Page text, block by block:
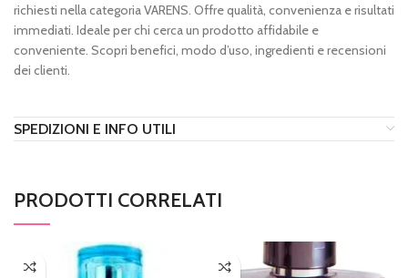
richiesti nella categoria VARENS. Offre qualità, convenienza e risultati
immediati. Ideale per chi cerca un prodotto affidabile e
conveniente. Scopri benefici, modo d’uso, ingredienti e recensioni
dei clienti.
SPEDIZIONI E INFO UTILI
PRODOTTI CORRELATI